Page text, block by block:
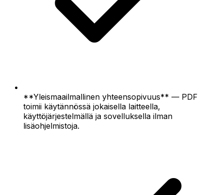
**Yleismaailmallinen yhteensopivuus** — PDF
toimii käytännössä jokaisella laitteella,
käyttöjärjestelmällä ja sovelluksella ilman
lisäohjelmistoja.